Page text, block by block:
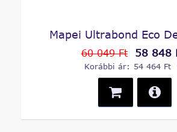
Mapei Ultrabond Eco
60 049 Ft 58 848
Korábbi ár: 54 464 Ft